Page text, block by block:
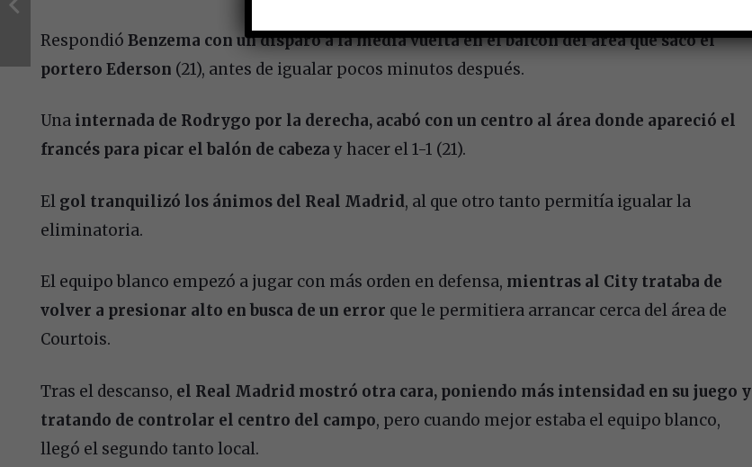
Respondió Benzema con un disparo a la media vuelta en el balcón del área que sacó el
portero Ederson (21), antes de igualar pocos minutos después.
Una internada de Rodrygo por la derecha, acabó con un centro al área donde apareció el
francés para picar el balón de cabezay hacer el 1-1 (21).
El gol tranquilizó los ánimos del Real Madrid, al que otro tanto permitía igualar la
eliminatoria.
El equipo blanco empezó a jugar con más orden en defensa, mientras al City trataba de
volver a presionar alto en busca de un error que le permitiera arrancar cerca del área de
Courtois.
Tras el descanso, el Real Madrid mostró otra cara, poniendo más intensidad en su juego y
tratando de controlar el centro del campo, pero cuando mejor estaba el equipo blanco,
llegó el segundo tanto local.